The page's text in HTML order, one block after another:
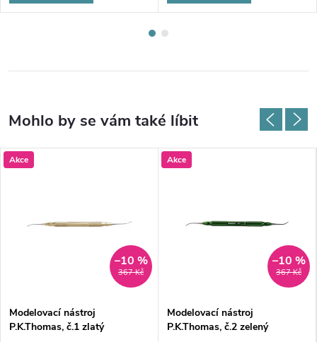
Akce
367 Kč
–10 %
Modelovací nástroj
P.K.Thomas, č.1 zlatý
Akce
367 Kč
–10 %
Modelovací nástroj
P.K.Thomas, č.2 zelený